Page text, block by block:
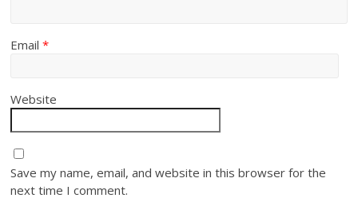
Email*
Website
Save my name, email, and website in this browser for the
next time I comment.